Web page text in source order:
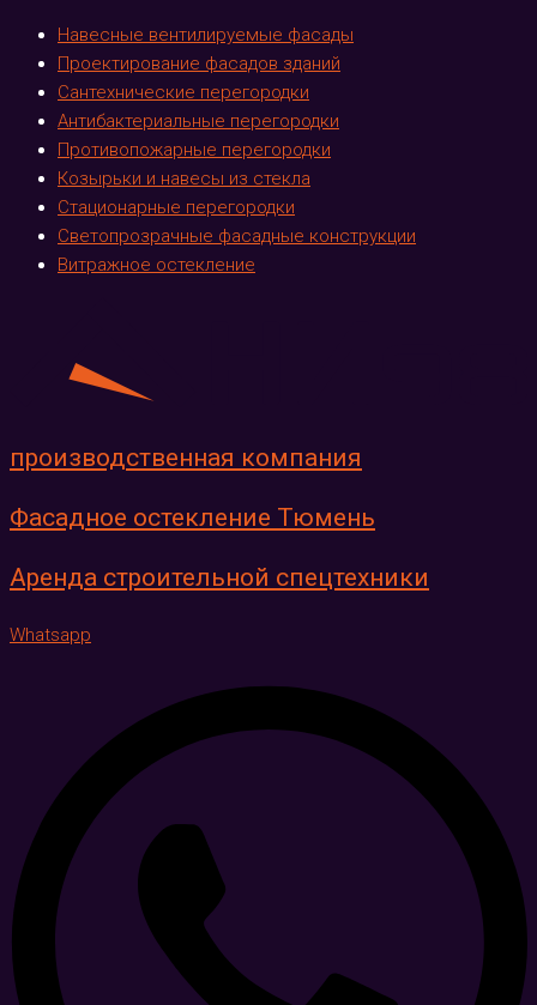
Навесные вентилируемые фасады
Проектирование фасадов зданий
Сантехнические перегородки
Антибактериальные перегородки
Противопожарные перегородки
Козырьки и навесы из стекла
Стационарные перегородки
Светопрозрачные фасадные конструкции
Витражное остекление
производственная компания
Фасадное остекление Тюмень
Аренда строительной спецтехники
Whatsapp